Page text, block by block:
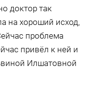
доктор так
на хороший исход,
проблема
привёл к ней и
Илшатовной